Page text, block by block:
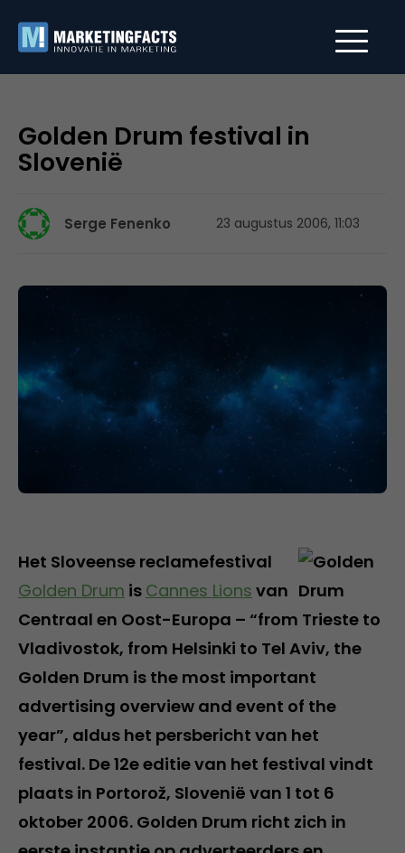
Golden Drum festival in
Slovenië
Serge Fenenko 23 augustus 2006, 11:03
Het Sloveense reclamefestival
Golden Drum is Cannes Lions van
Centraal en Oost-Europa – “from Trieste to
Vladivostok, from Helsinki to Tel Aviv, the
Golden Drum is the most important
advertising overview and event of the
year”, aldus het persbericht van het
festival. De 12e editie van het festival vindt
plaats in Portorož, Slovenië van 1 tot 6
oktober 2006. Golden Drum richt zich in